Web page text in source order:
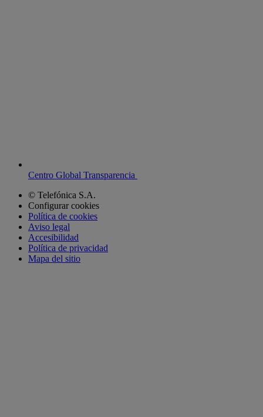
Centro Global Transparencia
© Telefónica S.A.
Configurar cookies
Política de cookies
Aviso legal
Accesibilidad
Política de privacidad
Mapa del sitio